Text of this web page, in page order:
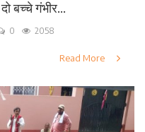
बच्चे गंभीर...
0 2058
Read More